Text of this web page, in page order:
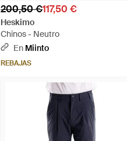
200,50 €117,50 €
Heskimo
Chinos - Neutro
En Miinto
REBAJAS